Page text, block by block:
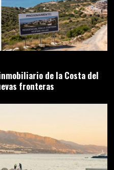
de la Costa del
fronteras